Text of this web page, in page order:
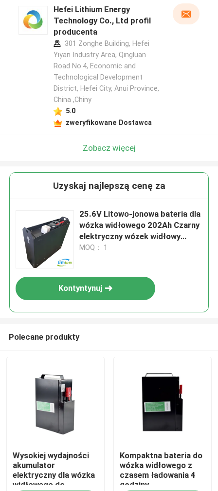
Produkty
O nas
Hefei Lithium Energy
Technology Co., Ltd profil
producenta
301 Zonghe Building, Hefei
Yiyan Industry Area, Qingluan
Road No.4, Economic and
Technological Development
District, Hefei City, Anui Province,
China ,Chiny
5.0
zweryfikowane Dostawca
Zobacz więcej
Uzyskaj najlepszą cenę za
25.6V Litowo-jonowa bateria dla
wózka widłowego 202Ah Czarny
elektryczny wózek widłowy
bateria
MOQ： 1
Kontyntynuj
Polecane produkty
Wysokiej wydajności
akumulator
elektryczny dla wózka
widłowego do
Kompaktna bateria do
wózka widłowego z
czasem ładowania 4
godziny